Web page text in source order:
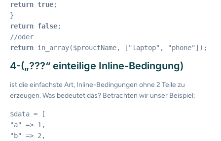
return true;
return false;
return in_array($prouctName, ["laptop", "phone"]);
4-(„???“ einteilige Inline-Bedingung)
ist die einfachste Art, Inline-Bedingungen ohne 2 Teile zu
erzeugen. Was bedeutet das? Betrachten wir unser Beispiel;
$data = [
"a" => 1,
"b" => 2,